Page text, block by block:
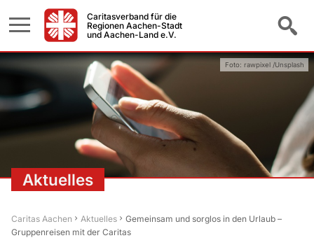
Caritasverband für die
Regionen Aachen-Stadt
und Aachen-Land e.V.
Aktuelles
Foto: rawpixel /Unsplash
Caritas Aachen Aktuelles
Gemeinsam und sorglos in den Urlaub –
Gruppenreisen mit der Caritas